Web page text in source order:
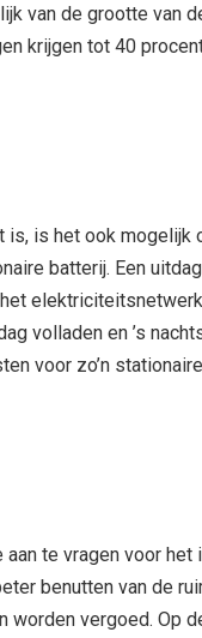
van de grootte van
krijgen tot 40
is het ook mogelijk
batterij. Een
volladen en ’s
voor zo’n
te vragen voor
benutten van de
vergoed. Op